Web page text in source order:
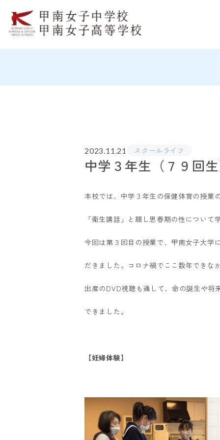
2023.11.21 スクールライフ
中学３年生（７９回
本校では、中学３年生の保健体育の授業
「衛生講話」と題し思春期の性について
今回は第３回目の授業で、甲南女子大学
だきました。コロナ禍でここ数年できな
出産のDVD視聴も通して、命の誕生や
できました。
【妊婦体験】